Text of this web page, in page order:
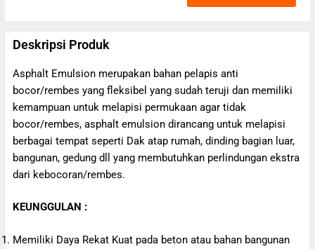
Deskripsi Produk
Asphalt Emulsion merupakan bahan pelapis anti
bocor/rembes yang fleksibel yang sudah teruji dan memiliki
kemampuan untuk melapisi permukaan agar tidak
bocor/rembes, asphalt emulsion dirancang untuk melapisi
berbagai tempat seperti Dak atap rumah, dinding bagian luar,
bangunan, gedung dll yang membutuhkan perlindungan ekstra
dari kebocoran/rembes.
KEUNGGULAN :
Memiliki Daya Rekat Kuat pada beton atau bahan bangunan